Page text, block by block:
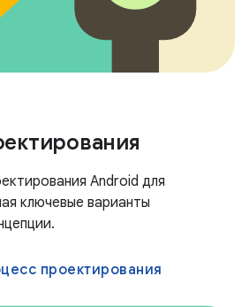
Android для
ключевые варианты
проектирования